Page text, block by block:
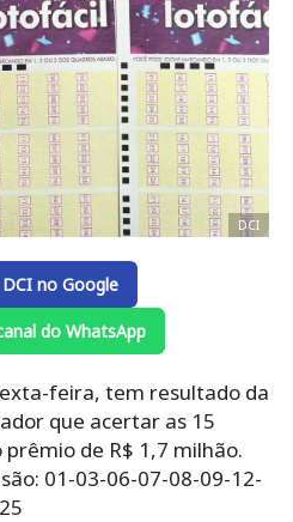
DCI
no Google
do WhatsApp
feira, tem resultado da
que acertar as 15
de R$ 1,7 milhão.
01-03-06-07-08-09-12-